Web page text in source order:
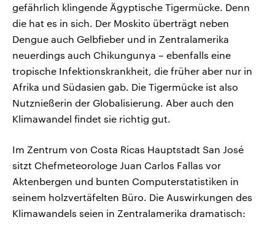
gefährlich klingende Ägyptische Tigermücke. Denn
die hat es in sich. Der Moskito überträgt neben
Dengue auch Gelbfieber und in Zentralamerika
neuerdings auch Chikungunya – ebenfalls eine
tropische Infektionskrankheit, die früher aber nur in
Afrika und Südasien gab. Die Tigermücke ist also
Nutznießerin der Globalisierung. Aber auch den
Klimawandel findet sie richtig gut.
Im Zentrum von Costa Ricas Hauptstadt San José
sitzt Chefmeteorologe Juan Carlos Fallas vor
Aktenbergen und bunten Computerstatistiken in
seinem holzvertäfelten Büro. Die Auswirkungen des
Klimawandels seien in Zentralamerika dramatisch: